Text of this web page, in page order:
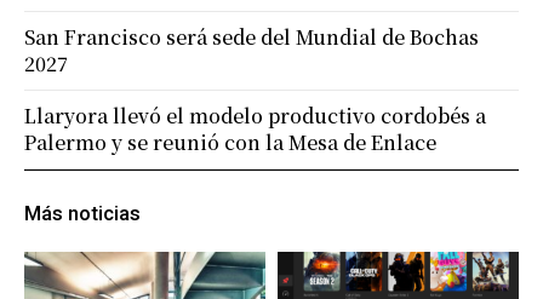
Más noticias
San Francisco será sede del Mundial de Bochas
2027
Llaryora llevó el modelo productivo cordobés a
Palermo y se reunió con la Mesa de Enlace